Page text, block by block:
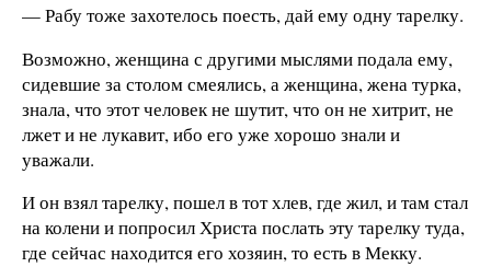
— Рабу тоже захотелось поесть, дай ему одну тарелку.
Возможно, женщина с другими мыслями подала ему,
сидевшие за столом смеялись, а женщина, жена турка,
знала, что этот человек не шутит, что он не хитрит, не
лжет и не лукавит, ибо его уже хорошо знали и
уважали.
И он взял тарелку, пошел в тот хлев, где жил, и там стал
на колени и попросил Христа послать эту тарелку туда,
где сейчас находится его хозяин, то есть в Мекку.